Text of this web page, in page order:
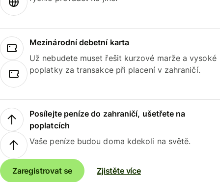
Mezinárodní debetní karta
Už nebudete muset řešit kurzové marže a vysoké
poplatky za transakce při placení v zahraničí.
Posílejte peníze do zahraničí, ušetřete na
poplatcích
Vaše peníze budou doma kdekoli na světě.
Zaregistrovat se Zjistěte více